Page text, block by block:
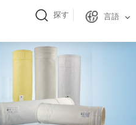
探す 言語